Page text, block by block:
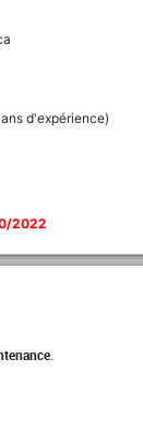
d'expérience)
2022
.